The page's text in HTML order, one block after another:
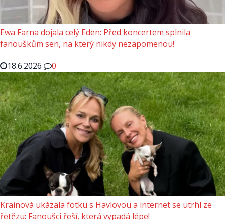
Ewa Farna dojala celý Eden: Před koncertem splnila
fanouškům sen, na který nikdy nezapomenou!
18.6.2026
0
Krainová ukázala fotku s Havlovou a internet se utrhl ze
řetězu: Fanoušci řeší, která vypadá lépe!